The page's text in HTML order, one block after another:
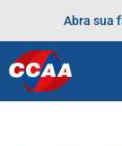
Abra sua